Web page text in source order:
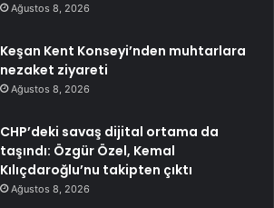
Ağustos 8, 2026
Keşan Kent Konseyi’nden muhtarlara
nezaket ziyareti
Ağustos 8, 2026
CHP’deki savaş dijital ortama da
taşındı: Özgür Özel, Kemal
Kılıçdaroğlu’nu takipten çıktı
Ağustos 8, 2026